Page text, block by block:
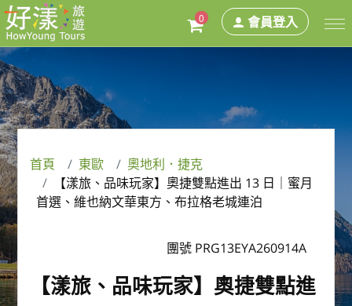
0 會員登入
首頁 東歐
奧地利．捷克
【漾旅、品味玩家】奧捷雙點進出 13 日｜蜜月
首選、維也納文華東方、布拉格老城連泊
團號 PRG13EYA260914A
【漾旅、品味玩家】奧捷雙點進